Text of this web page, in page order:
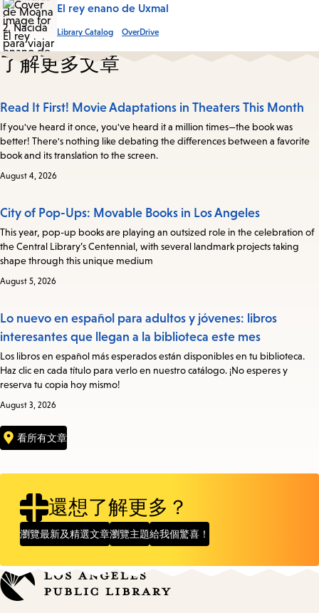
El rey enano de Uxmal
Library Catalog OverDrive
了解更多文章
Read It First! Movie Adaptations in Theaters This Month
If you've heard it once, you've heard it a million times—the book was
better! There's nothing like debating the differences between a favorite
book and its translation to the screen.
August 4, 2026
City of Pop-Ups: Movable Books in Los Angeles
This year, pop-up books are playing an outsized role in the celebration of
the Central Library’s Centennial, with several landmark projects taking
shape through this unique medium
August 5, 2026
Lo nuevo en español para adultos y jóvenes: libros
interesantes que llegan a la biblioteca este mes
Los libros en español más esperados están disponibles en tu biblioteca.
Haz clic en cada título para verlo en nuestro catálogo. ¡No esperes y
reserva tu copia hoy mismo!
August 3, 2026
看所有文章
還想了解更多？
瀏覽最新及精選文章瀏覽主題給我個驚喜！